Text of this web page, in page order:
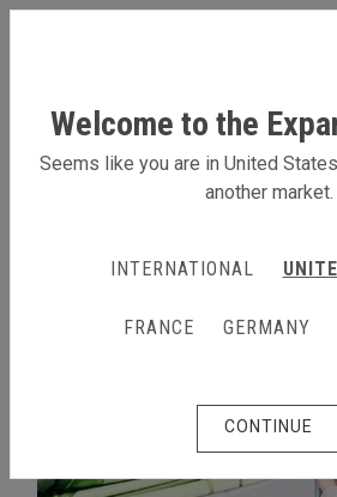
Welcome to the
Seems like you are in United
another market.
INTERNATIONAL
FRANCE GERMANY
CONTINUE